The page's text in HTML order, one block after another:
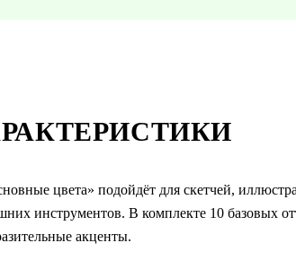
цвета» подойдёт для скетчей,
инструментов. В комплекте 10 базовых
акценты.